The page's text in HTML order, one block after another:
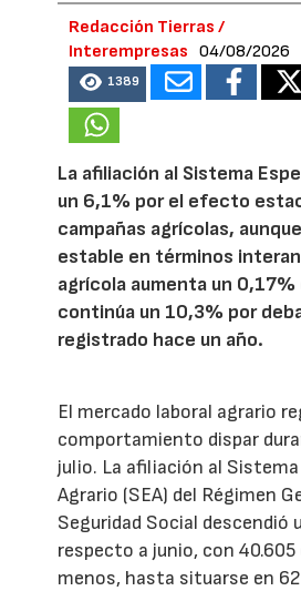
Redacción Tierras /
Interempresas
04/08/2026
1389
La afiliación al Sistema
un 6,1% por el efecto
campañas agrícolas,
estable en términos
agrícola aumenta un 0,17%
continúa un 10,3% por
registrado hace un año.
El mercado laboral agrario
comportamiento dispar
julio. La afiliación al Sistema
Agrario (SEA) del Régimen
Seguridad Social descendió
respecto a junio, con
menos, hasta situarse en